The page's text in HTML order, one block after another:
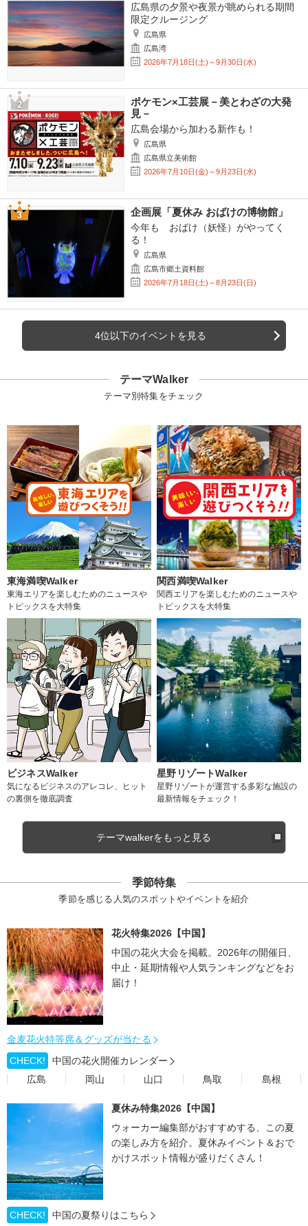
広島県の夕景や夜景が眺められる期間
限定クルージング
広島県
広島湾
2026年7月18日(土)～9月30日(水)
ポケモン×工芸展－美とわざの大発
見－
広島会場から加わる新作も！
広島県
広島県立美術館
2026年7月10日(金)～9月23日(水)
企画展「夏休み おばけの博物館」
今年も おばけ（妖怪）がやってく
る！
広島県
広島市郷土資料館
2026年7月18日(土)～8月23日(日)
4位以下のイベントを見る
テーマWalker
テーマ別特集をチェック
東海満喫Walker
東海エリアを楽しむためのニュースや
トピックスを大特集
関西満喫Walker
関西エリアを楽しむためのニュースや
トピックスを大特集
ビジネスWalker
気になるビジネスのアレコレ、ヒット
の裏側を徹底調査
星野リゾートWalker
星野リゾートが運営する多彩な施設の
最新情報をチェック！
テーマwalkerをもっと見る
季節特集
季節を感じる人気のスポットやイベントを紹介
花火特集2026【中国】
中国の花火大会を掲載。2026年の開催日、
中止・延期情報や人気ランキングなどをお
届け！
金麦花火特等席＆グッズが当たる
CHECK!
中国の花火開催カレンダー
広島
岡山 山口 鳥取 島根
夏休み特集2026【中国】
ウォーカー編集部がおすすめする、この夏
の楽しみ方を紹介。夏休みイベント＆おで
かけスポット情報が盛りだくさん！
CHECK!
中国の夏祭りはこちら